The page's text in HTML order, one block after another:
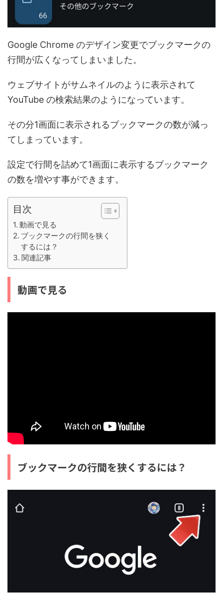
Google Chrome のデザイン変更でブックマークの
行間が広くなってしまいました。
ウェブサイトがサムネイルのように表示されて
YouTube の検索結果のようになっています。
その分1画面に表示されるブックマークの数が減っ
てしまっています。
設定で行間を詰めて1画面に表示するブックマーク
の数を増やす事ができます。
目次
動画で見る
ブックマークの行間を狭く
するには？
関連記事
動画で見る
ブックマークの行間を狭くするには？